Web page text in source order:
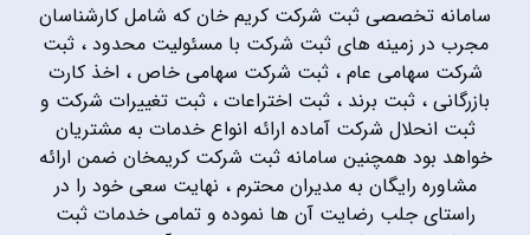
سامانه تخصصی ثبت شرکت کریم خان که شامل کارشناسان
مجرب در زمینه های ثبت شرکت با مسئولیت محدود ، ثبت
شرکت سهامی عام ، ثبت شرکت سهامی خاص ، اخذ کارت
بازرگانی ، ثبت برند ، ثبت اختراعات ، ثبت تغییرات شرکت و
ثبت انحلال شرکت آماده ارائه انواع خدمات به مشتریان
خواهد بود همچنین سامانه ثبت شرکت کریمخان ضمن ارائه
مشاوره رایگان به مدیران محترم ، نهایت سعی خود را در
راستای جلب رضایت آن ها نموده و تمامی خدمات ثبت